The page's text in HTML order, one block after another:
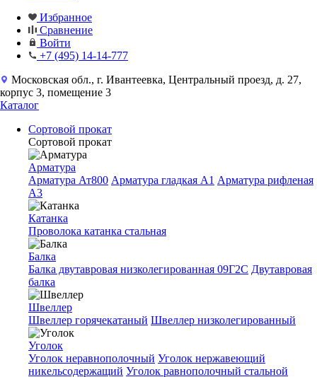
Избранное
Сравнение
Войти
+7 (495) 14-14-777
Московская обл., г. Ивантеевка, Центральный проезд, д. 27,
корпус 3, помещение 3
Каталог
Сортовой прокат
Сортовой прокат
Арматура
Арматура Ат800 Арматура гладкая A1 Арматура рифленая
A3
Катанка
Проволока катанка стальная
Балка
Балка двутавровая низколегированная 09Г2С Двутавровая
балка
Швеллер
Швеллер горячекатаный Швеллер низколегированный
Уголок
Уголок неравнополочный Уголок нержавеющий
никельсодержащий Уголок равнополочный стальной